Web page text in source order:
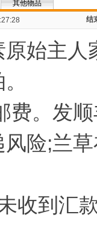
其他物品
结
始主
费。发
险;兰
收到汇